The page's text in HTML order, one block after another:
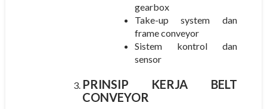
gearbox
Take-up system dan
frame conveyor
Sistem kontrol dan
sensor
PRINSIP KERJA BELT
CONVEYOR